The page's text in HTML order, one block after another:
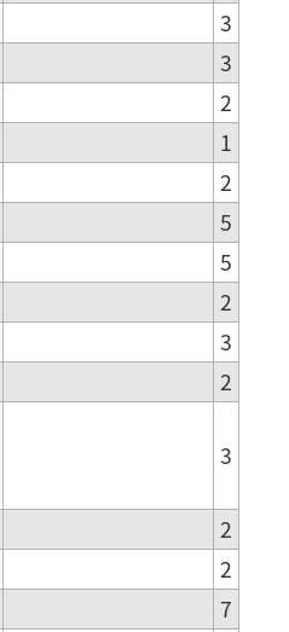
3
3
2
1
2
5
5
2
3
2
3
2
2
7